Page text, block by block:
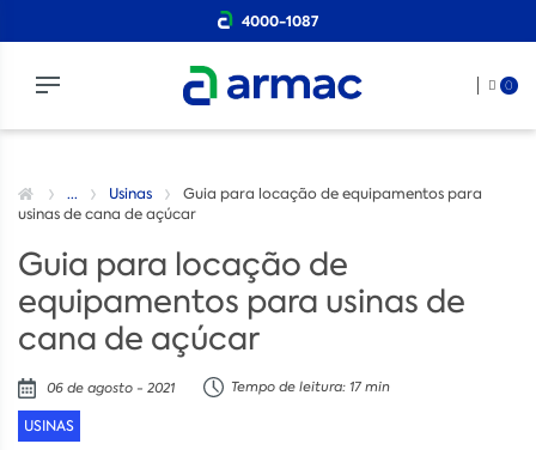
4000-1087
0
... Usinas
Guia para locação de equipamentos para
usinas de cana de açúcar
Guia para locação de
equipamentos para usinas de
cana de açúcar
06 de agosto - 2021 Tempo de leitura: 17 min
USINAS